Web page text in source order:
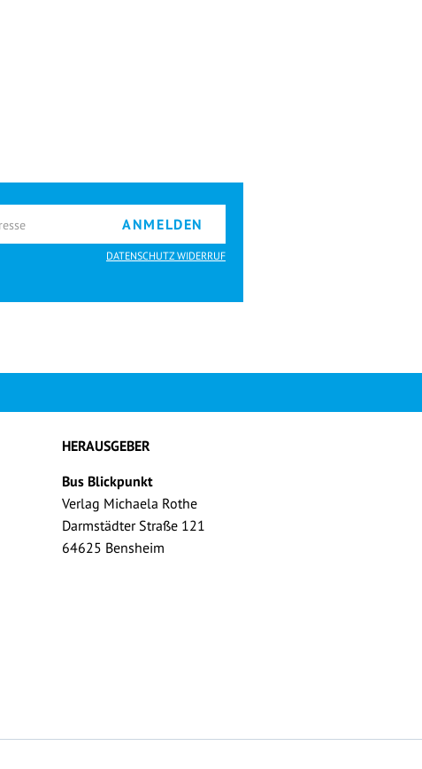
ANMELDEN
DATENSCHUTZ WIDERRUF
HERAUSGEBER
Bus Blickpunkt
Verlag Michaela Rothe
Darmstädter Straße 121
64625 Bensheim